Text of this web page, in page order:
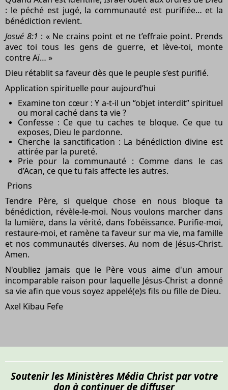
: le péché est jugé, la communauté est purifiée… et la
bénédiction revient.
Josué 8:1 : « Ne crains point et ne t’effraie point. Prends
avec toi tous les gens de guerre, et lève-toi, monte
contre Aï… »
Dieu rétablit sa faveur dès que le peuple s’est purifié.
Application spirituelle pour aujourd’hui
Examine ton cœur : Y a-t-il un “objet interdit” spirituel
ou moral caché dans ta vie ?
Confesse : Ce que tu caches te bloque. Ce que tu
exposes, Dieu le pardonne.
Cherche la sanctification : La bénédiction divine est
attirée par la pureté.
Prie pour la communauté : Comme dans le cas
d’Acan, ce que tu fais affecte les autres.
Prions
Tendre Père, si quelque chose en nous bloque ta
bénédiction, révèle-le-moi. Nous voulons marcher dans
la lumière, dans la vérité, dans l’obéissance. Purifie-moi,
restaure-moi, et ramène ta faveur sur ma vie, ma famille
et nos communautés diverses. Au nom de Jésus-Christ.
Amen.
N'oubliez jamais que le Père vous aime d'un amour
incomparable raison pour laquelle Jésus-Christ a donné
sa vie afin que vous soyez appelé(e)s fils ou fille de Dieu.
Axel Kibau Fefe
Soutenir les Ministères Média Christ par votre
don à continuer de diffuser